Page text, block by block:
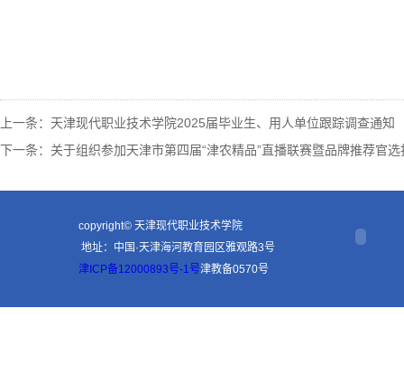
上一条： 天津现代职业技术学院2025届毕业生、用人单位跟踪调查通知
下一条： 关于组织参加天津市第四届“津农精品”直播联赛暨品牌推荐官
copyright© 天津现代职业技术学院
地址：中国·天津海河教育园区雅观路3号
津ICP备12000893号-1号津教备0570号